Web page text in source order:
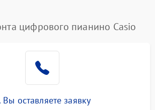
цифрового пианино Casio
Вы оставляете заявку